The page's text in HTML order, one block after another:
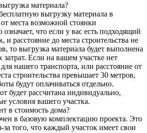
материала?
выгрузку материала в
места возможной стоянки
означает, что если у вас есть подходящий
и расстояние до места строительства не
то выгрузка материала будет выполнена
затрат. Если на вашем участке нет
нашего транспорта, или расстояние от
строительства превышает 30 метров,
будут оплачиваться отдельно.
будет рассчитана индивидуально,
условия вашего участка.
в стоимость дома?
в базовую комплектацию проекта. Это
того, что каждый участок имеет свои